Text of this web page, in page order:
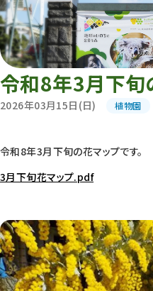
令和8年3月下旬
2026年03月15日(日) 植物園
令和8年3月下旬の花マップです。
3月下旬花マップ.pdf